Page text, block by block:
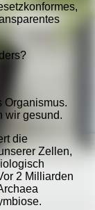
Organismus.
wir gesund.
die
Zellen,
2 Milliarden